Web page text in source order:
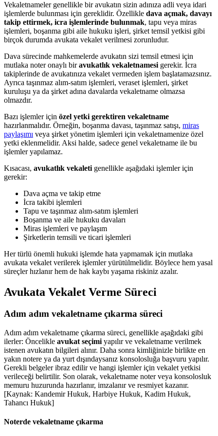
Vekaletnameler genellikle bir avukatın sizin adınıza adli veya idari
işlemlerde bulunması için gereklidir. Özellikle dava açmak, davayı
takip ettirmek, icra işlemlerinde bulunmak, tapu veya miras
işlemleri, boşanma gibi aile hukuku işleri, şirket temsil yetkisi gibi
birçok durumda avukata vekalet verilmesi zorunludur.
Dava sürecinde mahkemelerde avukatın sizi temsil etmesi için
mutlaka noter onaylı biravukatlık vekaletnamesi gerekir. İcra
takiplerinde de avukatınıza vekalet vermeden işlem başlatamazsınız.
Ayrıca taşınmaz alım-satım işlemleri, veraset işlemleri, şirket
kuruluşu ya da şirket adına davalarda vekaletname olmazsa
olmazdır.
Bazı işlemler için özel yetki gerektiren vekaletname
hazırlanmalıdır. Örneğin, boşanma davası, taşınmaz satışı, miras
paylaşımı veya şirket yönetim işlemleri için vekaletnamenize özel
yetki eklenmelidir. Aksi halde, sadece genel vekaletname ile bu
işlemler yapılamaz.
Kısacası, avukatlık vekaleti genellikle aşağıdaki işlemler için
gerekir:
Dava açma ve takip etme
İcra takibi işlemleri
Tapu ve taşınmaz alım-satım işlemleri
Boşanma ve aile hukuku davaları
Miras işlemleri ve paylaşım
Şirketlerin temsili ve ticari işlemleri
Her türlü önemli hukuki işlemde hata yapmamak için mutlaka
avukata vekalet verilerek işlemler yürütülmelidir. Böylece hem yasal
süreçler hızlanır hem de hak kaybı yaşama riskiniz azalır.
Avukata Vekalet Verme Süreci
Adım adım vekaletname çıkarma süreci
Adım adım vekaletname çıkarma süreci, genellikle aşağıdaki gibi
ilerler: Öncelikle avukat seçimi yapılır ve vekaletname verilmek
istenen avukatın bilgileri alınır. Daha sonra kimliğinizle birlikte en
yakın notere ya da yurt dışındaysanız konsolosluğa başvuru yapılır.
Gerekli belgeler ibraz edilir ve hangi işlemler için vekalet yetkisi
verileceği belirtilir. Son olarak, vekaletname noter veya konsolosluk
memuru huzurunda hazırlanır, imzalanır ve resmiyet kazanır.
[Kaynak: Kandemir Hukuk, Harbiye Hukuk, Kadim Hukuk,
Tahancı Hukuk]
Noterde vekaletname çıkarma